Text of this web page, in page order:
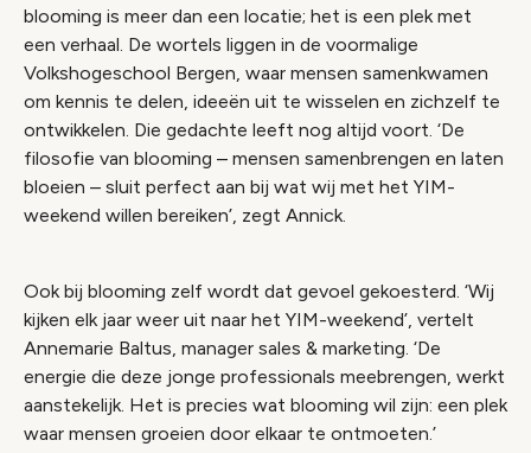
blooming is meer dan een locatie; het is een plek met
een verhaal. De wortels liggen in de voormalige
Volkshogeschool Bergen, waar mensen samenkwamen
om kennis te delen, ideeën uit te wisselen en zichzelf te
ontwikkelen. Die gedachte leeft nog altijd voort. ‘De
filosofie van blooming – mensen samenbrengen en laten
bloeien – sluit perfect aan bij wat wij met het YIM-
weekend willen bereiken’, zegt Annick.
Ook bij blooming zelf wordt dat gevoel gekoesterd. ‘Wij
kijken elk jaar weer uit naar het YIM-weekend’, vertelt
Annemarie Baltus, manager sales & marketing. ‘De
energie die deze jonge professionals meebrengen, werkt
aanstekelijk. Het is precies wat blooming wil zijn: een plek
waar mensen groeien door elkaar te ontmoeten.’